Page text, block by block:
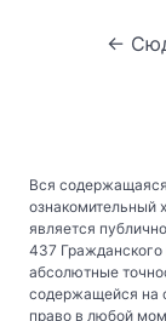
←
Вся
ознакомительный
является
437
абсолютные
содержащейся на
право в любой